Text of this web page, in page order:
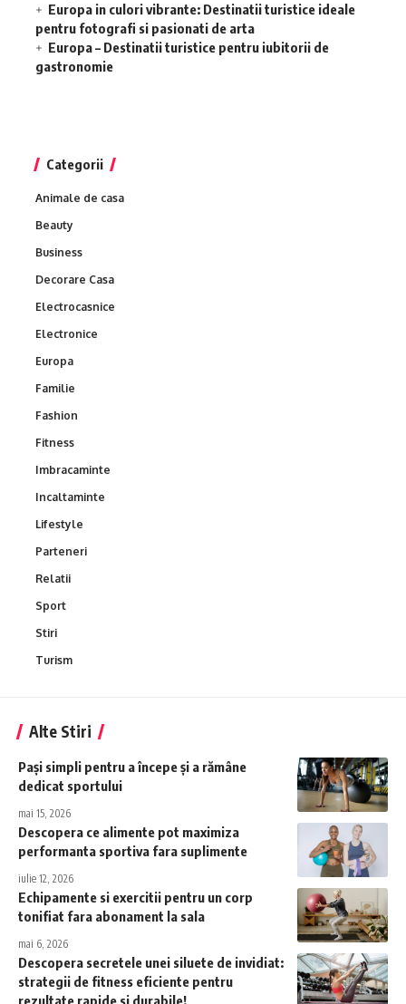
Europa in culori vibrante: Destinatii turistice ideale
pentru fotografi si pasionati de arta
Europa – Destinatii turistice pentru iubitorii de
gastronomie
Categorii
Animale de casa
Beauty
Business
Decorare Casa
Electrocasnice
Electronice
Europa
Familie
Fashion
Fitness
Imbracaminte
Incaltaminte
Lifestyle
Parteneri
Relatii
Sport
Stiri
Turism
Alte Stiri
Pași simpli pentru a începe și a rămâne
dedicat sportului
mai 15, 2026
Descopera ce alimente pot maximiza
performanta sportiva fara suplimente
iulie 12, 2026
Echipamente si exercitii pentru un corp
tonifiat fara abonament la sala
mai 6, 2026
Descopera secretele unei siluete de invidiat:
strategii de fitness eficiente pentru
rezultate rapide si durabile!